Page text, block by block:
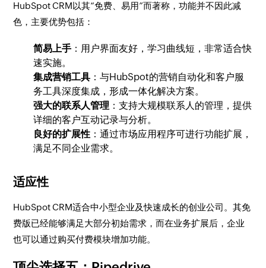
HubSpot CRM以其“免费、易用”而著称，功能并不因此减
色，主要优势包括：
简易上手 ：用户界面友好，学习曲线短，非常适合快
速实施。
集成营销工具 ：与HubSpot的营销自动化和客户服
务工具深度集成，形成一体化解决方案。
强大的联系人管理 ：支持大规模联系人的管理，提供
详细的客户互动记录与分析。
良好的扩展性 ：通过市场应用程序可进行功能扩展，
满足不同企业需求。
适应性
HubSpot CRM适合中小型企业及快速成长的创业公司。其免
费版已经能够满足大部分初始需求，而在业务扩展后，企业
也可以通过购买付费模块增加功能。